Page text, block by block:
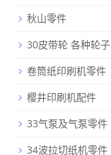
秋山零件
30皮带轮 各种轮子
卷筒纸印刷机零件
樱井印刷机配件
33气泵及气泵零件
34波拉切纸机零件